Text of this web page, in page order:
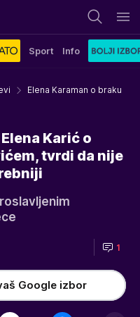
Sport Info
Elena Karaman o braku
Karić o
tvrdi da nije
1
Google izbor